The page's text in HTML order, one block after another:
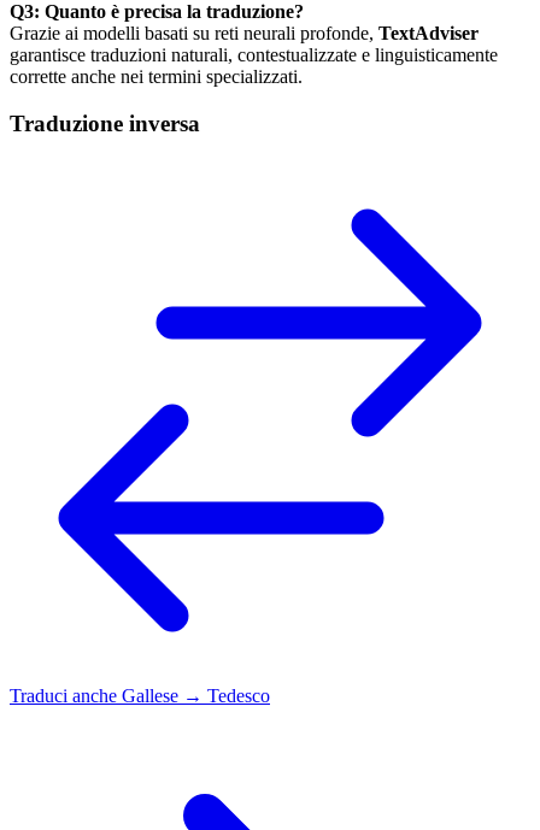
Q3: Quanto è precisa la traduzione?
Grazie ai modelli basati su reti neurali profonde, TextAdviser
garantisce traduzioni naturali, contestualizzate e linguisticamente
corrette anche nei termini specializzati.
Traduzione inversa
Traduci anche Gallese → Tedesco